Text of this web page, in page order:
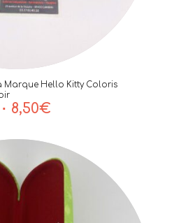
Marque Hello Kitty Coloris
Le
:
12,00€.
8,50€Le
actuel
est :
8,50€.